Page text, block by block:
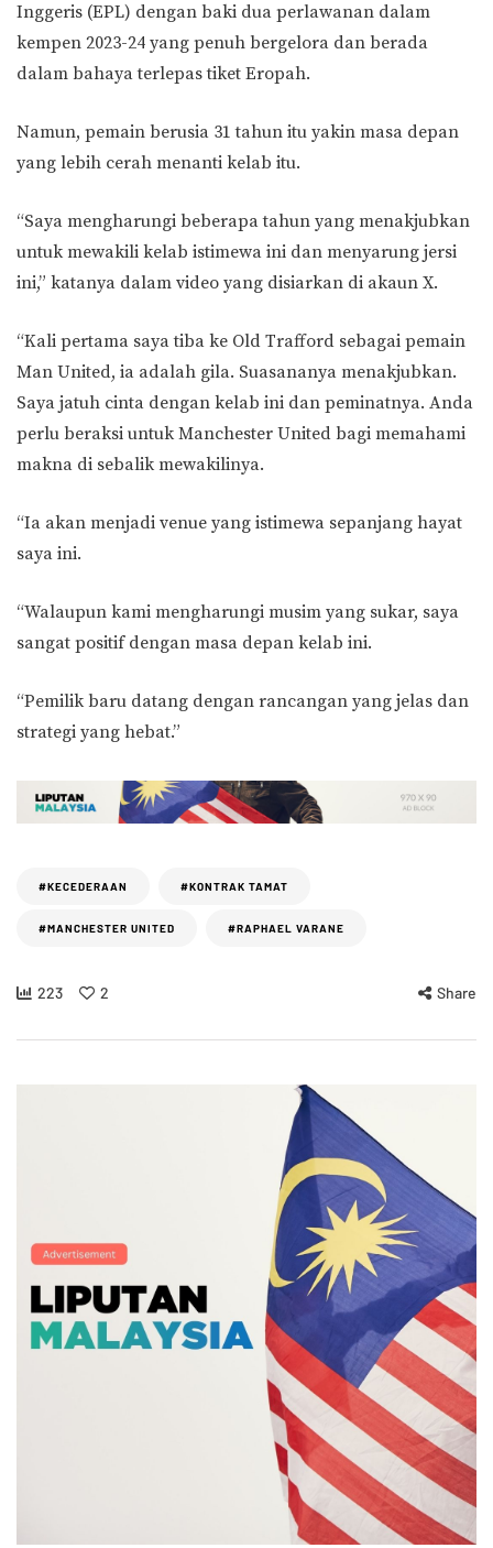
Inggeris (EPL) dengan baki dua perlawanan dalam
kempen 2023-24 yang penuh bergelora dan berada
dalam bahaya terlepas tiket Eropah.
Namun, pemain berusia 31 tahun itu yakin masa depan
yang lebih cerah menanti kelab itu.
“Saya mengharungi beberapa tahun yang menakjubkan
untuk mewakili kelab istimewa ini dan menyarung jersi
ini,” katanya dalam video yang disiarkan di akaun X.
“Kali pertama saya tiba ke Old Trafford sebagai pemain
Man United, ia adalah gila. Suasananya menakjubkan.
Saya jatuh cinta dengan kelab ini dan peminatnya. Anda
perlu beraksi untuk Manchester United bagi memahami
makna di sebalik mewakilinya.
“Ia akan menjadi venue yang istimewa sepanjang hayat
saya ini.
“Walaupun kami mengharungi musim yang sukar, saya
sangat positif dengan masa depan kelab ini.
“Pemilik baru datang dengan rancangan yang jelas dan
strategi yang hebat.”
#KECEDERAAN #KONTRAK TAMAT
#MANCHESTER UNITED #RAPHAEL VARANE
223 2 Share